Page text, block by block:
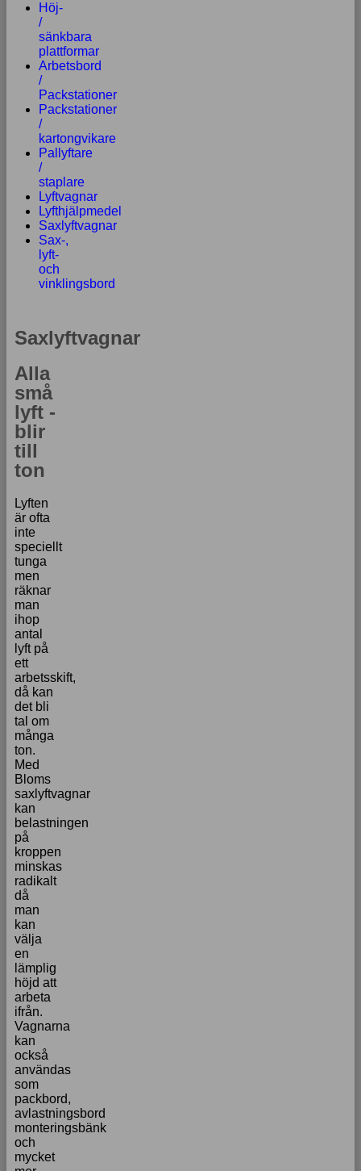
Höj-
/
sänkbara
plattformar
Arbetsbord
/
Packstationer
Packstationer
/
kartongvikare
Pallyftare
/
staplare
Lyftvagnar
Lyfthjälpmedel
Saxlyftvagnar
Sax-,
lyft-
och
vinklingsbord
Saxlyftvagnar
Alla
små
lyft -
blir
till
ton
Lyften
är ofta
inte
speciellt
tunga
men
räknar
man
ihop
antal
lyft på
ett
arbetsskift,
då kan
det bli
tal om
många
ton.
Med
Bloms
saxlyftvagnar
kan
belastningen
på
kroppen
minskas
radikalt
då
man
kan
välja
en
lämplig
höjd att
arbeta
ifrån.
Vagnarna
kan
också
användas
som
packbord,
avlastningsbord
monteringsbänk
och
mycket